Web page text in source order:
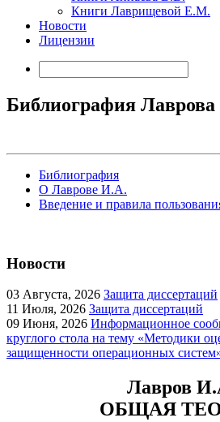
Книги Лаврищевой Е.М.
Новости
Лицензии
Библиография
Библиография
О Лаврове И.А.
Введение и правила
Новости
03 Августа, 2026 Защита диссертаций
11 Июля, 2026 Защита диссертаций
09 Июня, 2026 Информационное
круглого стола на тему «Методики
защищенности операционных
Лавров
ОБЩАЯ